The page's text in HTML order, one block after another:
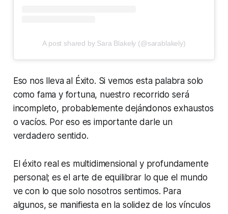
A post shared by Sara Blakely (@sarablakely)
Eso nos lleva al Éxito. Si vemos esta palabra solo
como fama y fortuna, nuestro recorrido será
incompleto, probablemente dejándonos exhaustos
o vacíos. Por eso es importante darle un
verdadero sentido.
El éxito real es multidimensional y profundamente
personal; es el arte de equilibrar lo que el mundo
ve con lo que solo nosotros sentimos. Para
algunos, se manifiesta en la solidez de los vínculos